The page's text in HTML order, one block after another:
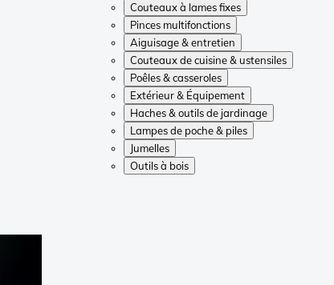
Couteaux à lames fixes
Pinces multifonctions
Aiguisage & entretien
Couteaux de cuisine & ustensiles
Poêles & casseroles
Extérieur & Équipement
Haches & outils de jardinage
Lampes de poche & piles
Jumelles
Outils à bois